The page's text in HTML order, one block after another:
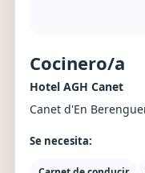
Cocinero/a
Hotel AGH Canet
Canet d'En
Se necesita: